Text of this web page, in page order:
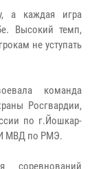
а каждая игра
Высокий темп,
не уступать
команда
Росгвардии,
по г.Йошкар-
МВД по РМЭ.
соревнований